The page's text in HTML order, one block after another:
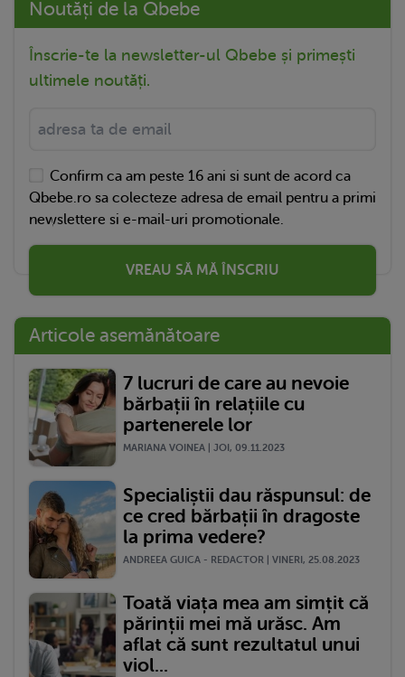
Noutăți de la Qbebe
Înscrie-te la newsletter-ul Qbebe și primești
ultimele noutăți.
Confirm ca am peste 16 ani si sunt de acord ca
Qbebe.ro sa colecteze adresa de email pentru a primi
newslettere si e-mail-uri promotionale.
VREAU SĂ MĂ ÎNSCRIU
Articole asemănătoare
7 lucruri de care au nevoie
bărbații în relațiile cu
partenerele lor
MARIANA VOINEA | JOI, 09.11.2023
Specialiștii dau răspunsul: de
ce cred bărbații în dragoste
la prima vedere?
ANDREEA GUICA - REDACTOR | VINERI, 25.08.2023
Toată viața mea am simțit că
părinții mei mă urăsc. Am
aflat că sunt rezultatul unui
viol...